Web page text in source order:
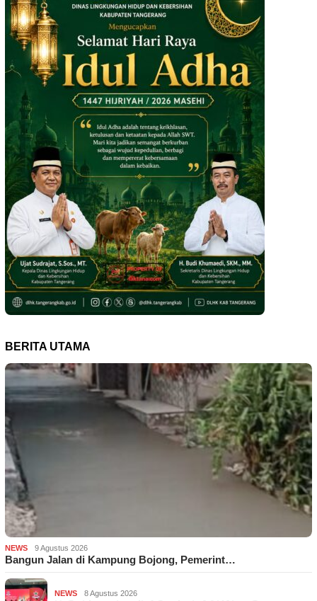
BERITA UTAMA
NEWS 9 Agustus 2026
Bangun Jalan di Kampung Bojong, Pemerint…
NEWS 8 Agustus 2026